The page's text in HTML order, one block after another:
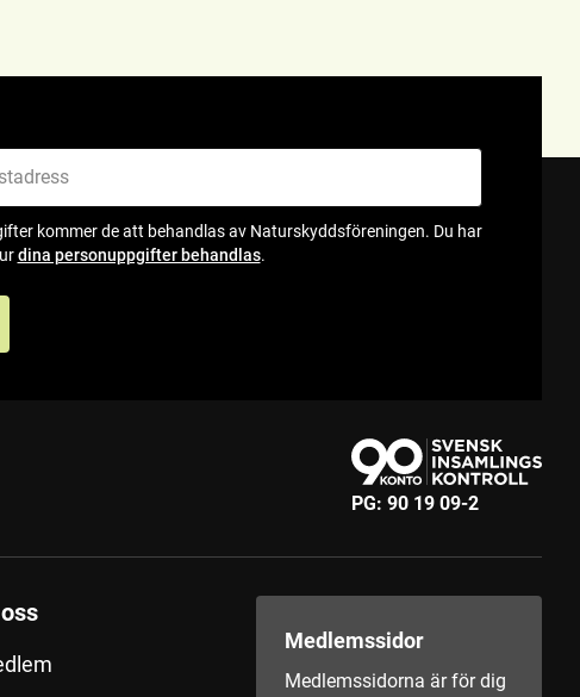
kommer de att behandlas av Naturskyddsföreningen. Du har
dina personuppgifter behandlas.
PG: 90 19 09-2
Medlemssidor
Medlemssidorna är för dig